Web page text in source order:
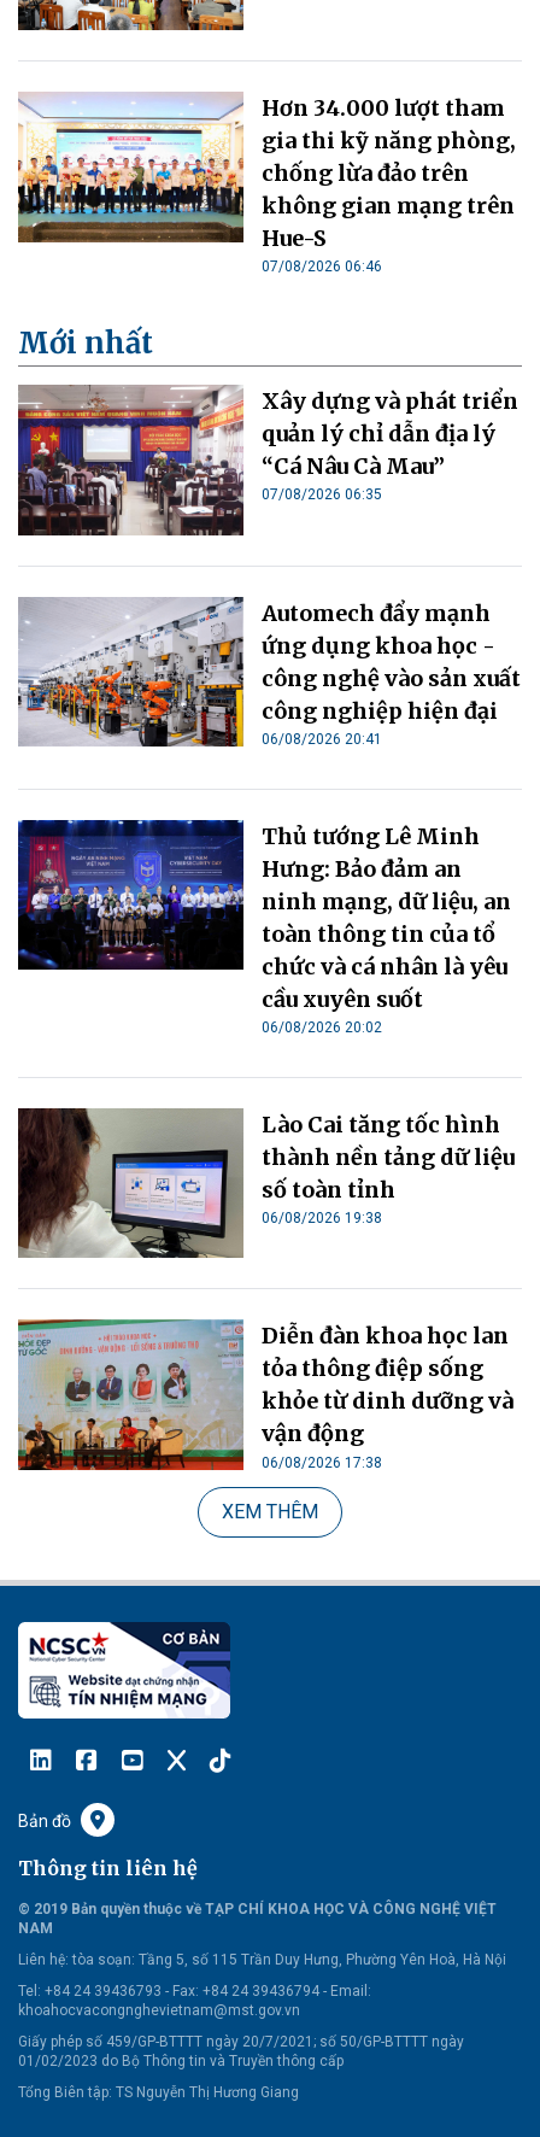
Hơn 34.000 lượt tham
gia thi kỹ năng phòng,
chống lừa đảo trên
không gian mạng trên
Hue-S
07/08/2026 06:46
Mới nhất
Xây dựng và phát triển
quản lý chỉ dẫn địa lý
“Cá Nâu Cà Mau”
07/08/2026 06:35
Automech đẩy mạnh
ứng dụng khoa học -
công nghệ vào sản xuất
công nghiệp hiện đại
06/08/2026 20:41
Thủ tướng Lê Minh
Hưng: Bảo đảm an
ninh mạng, dữ liệu, an
toàn thông tin của tổ
chức và cá nhân là yêu
cầu xuyên suốt
06/08/2026 20:02
Lào Cai tăng tốc hình
thành nền tảng dữ liệu
số toàn tỉnh
06/08/2026 19:38
Diễn đàn khoa học lan
tỏa thông điệp sống
khỏe từ dinh dưỡng và
vận động
06/08/2026 17:38
XEM THÊM
Bản đồ
Thông tin liên hệ
© 2019 Bản quyền thuộc về TẠP CHÍ KHOA HỌC VÀ CÔNG NGHỆ VIỆT
NAM
Liên hệ: tòa soạn: Tầng 5, số 115 Trần Duy Hưng, Phường Yên Hoà, Hà Nội
Tel: +84 24 39436793 - Fax: +84 24 39436794 - Email:
khoahocvacongnghevietnam@mst.gov.vn
Giấy phép số 459/GP-BTTTT ngày 20/7/2021; số 50/GP-BTTTT ngày
01/02/2023 do Bộ Thông tin và Truyền thông cấp
Tổng Biên tập: TS Nguyễn Thị Hương Giang